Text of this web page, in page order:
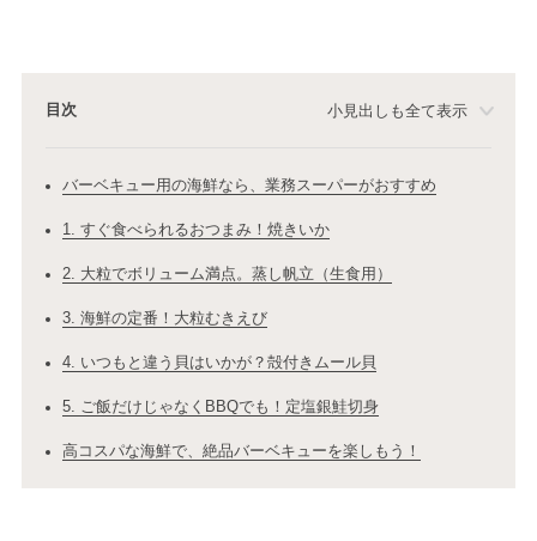
目次 小見出しも全て表示
バーベキュー用の海鮮なら、業務スーパーがおすすめ
1. すぐ食べられるおつまみ！焼きいか
2. 大粒でボリューム満点。蒸し帆立（生食用）
3. 海鮮の定番！大粒むきえび
4. いつもと違う貝はいかが？殻付きムール貝
5. ご飯だけじゃなくBBQでも！定塩銀鮭切身
高コスパな海鮮で、絶品バーベキューを楽しもう！